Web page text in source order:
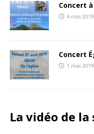
Concert à
4 mai 2019
Concert
1 mai 2019
La vidéo de la